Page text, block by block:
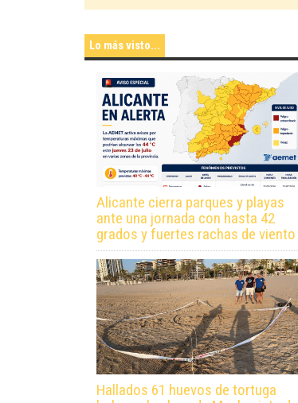
Lo más visto...
Alicante cierra parques y playas
ante una jornada con hasta 42
grados y fuertes rachas de viento
Hallados 61 huevos de tortuga